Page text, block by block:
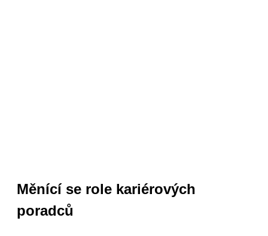
Měnící se role kariérových
poradců